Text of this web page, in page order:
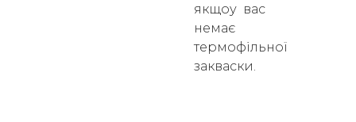
якщоу  вас
немає
термофільної
закваски.